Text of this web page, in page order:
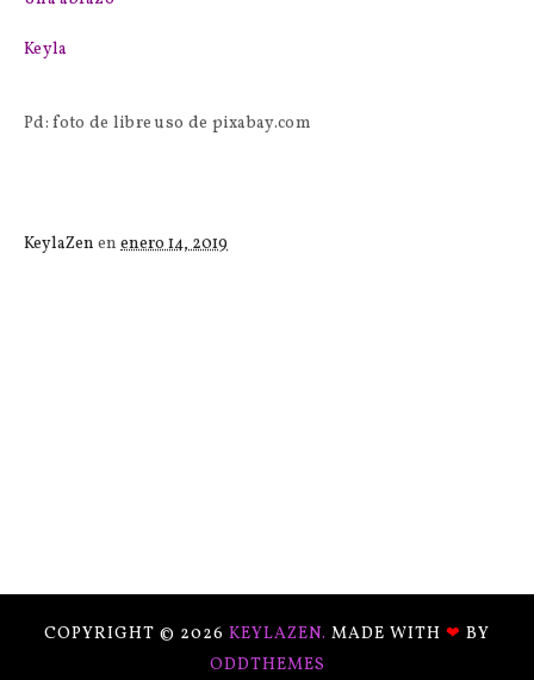
Keyla
Pd: foto de libre uso de pixabay.com
KeylaZen en enero 14, 2019
COPYRIGHT © 2026 KEYLAZEN. MADE WITH ❤ BY
ODDTHEMES